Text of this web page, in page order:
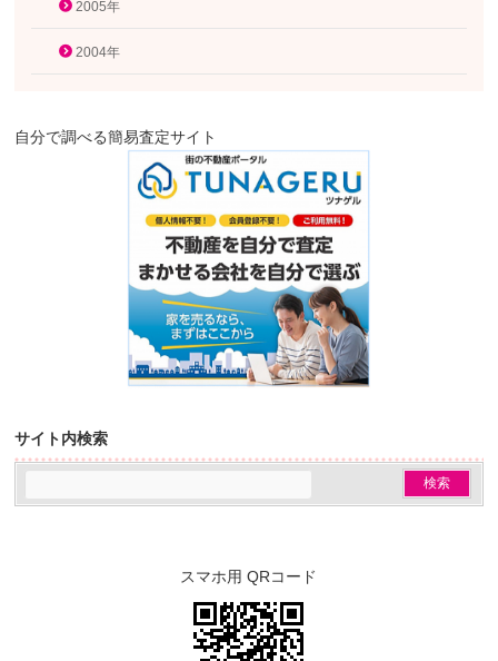
2005年
2004年
自分で調べる簡易査定サイト
サイト内検索
スマホ用 QRコード